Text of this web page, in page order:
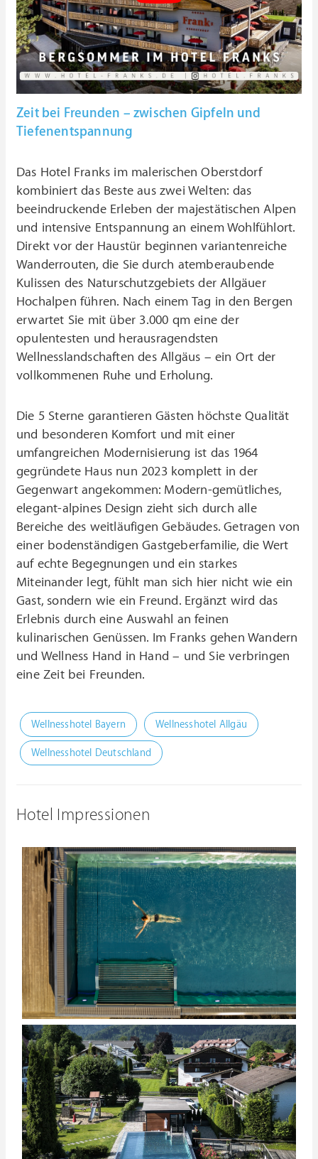
Zeit bei Freunden – zwischen Gipfeln und
Tiefenentspannung
Das Hotel Franks im malerischen Oberstdorf
kombiniert das Beste aus zwei Welten: das
beeindruckende Erleben der majestätischen Alpen
und intensive Entspannung an einem Wohlfühlort.
Direkt vor der Haustür beginnen variantenreiche
Wanderrouten, die Sie durch atemberaubende
Kulissen des Naturschutzgebiets der Allgäuer
Hochalpen führen. Nach einem Tag in den Bergen
erwartet Sie mit über 3.000 qm eine der
opulentesten und herausragendsten
Wellnesslandschaften des Allgäus – ein Ort der
vollkommenen Ruhe und Erholung.
Die 5 Sterne garantieren Gästen höchste Qualität
und besonderen Komfort und mit einer
umfangreichen Modernisierung ist das 1964
gegründete Haus nun 2023 komplett in der
Gegenwart angekommen: Modern-gemütliches,
elegant-alpines Design zieht sich durch alle
Bereiche des weitläufigen Gebäudes. Getragen von
einer bodenständigen Gastgeberfamilie, die Wert
auf echte Begegnungen und ein starkes
Miteinander legt, fühlt man sich hier nicht wie ein
Gast, sondern wie ein Freund. Ergänzt wird das
Erlebnis durch eine Auswahl an feinen
kulinarischen Genüssen. Im Franks gehen Wandern
und Wellness Hand in Hand – und Sie verbringen
eine Zeit bei Freunden.
Wellnesshotel Bayern Wellnesshotel Allgäu
Wellnesshotel Deutschland
Hotel Impressionen